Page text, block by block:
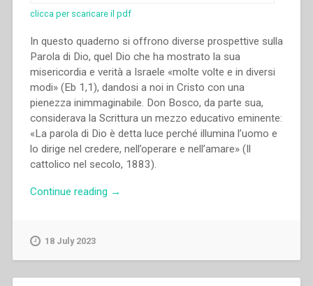
clicca per scaricare il pdf
In questo quaderno si offrono diverse prospettive sulla
Parola di Dio, quel Dio che ha mostrato la sua
misericordia e verità a Israele «molte volte e in diversi
modi» (Eb 1,1), dandosi a noi in Cristo con una
pienezza inimmaginabile. Don Bosco, da parte sua,
considerava la Scrittura un mezzo educativo eminente:
«La parola di Dio è detta luce perché illumina l’uomo e
lo dirige nel credere, nell’operare e nell’amare» (Il
cattolico nel secolo, 1883).
Continue reading “Corrado
→
18 July 2023